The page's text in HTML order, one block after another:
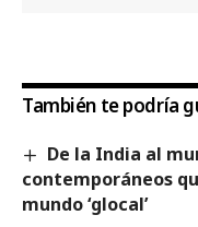
También te podría
De la India al
contemporáneos
mundo ‘glocal’